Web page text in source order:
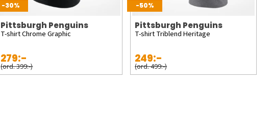
-30%
Pittsburgh Penguins
T-shirt Chrome Graphic
279:-
(ord. 399:-)
-50%
Pittsburgh Penguins
T-shirt Triblend Heritage
249:-
(ord. 499:-)